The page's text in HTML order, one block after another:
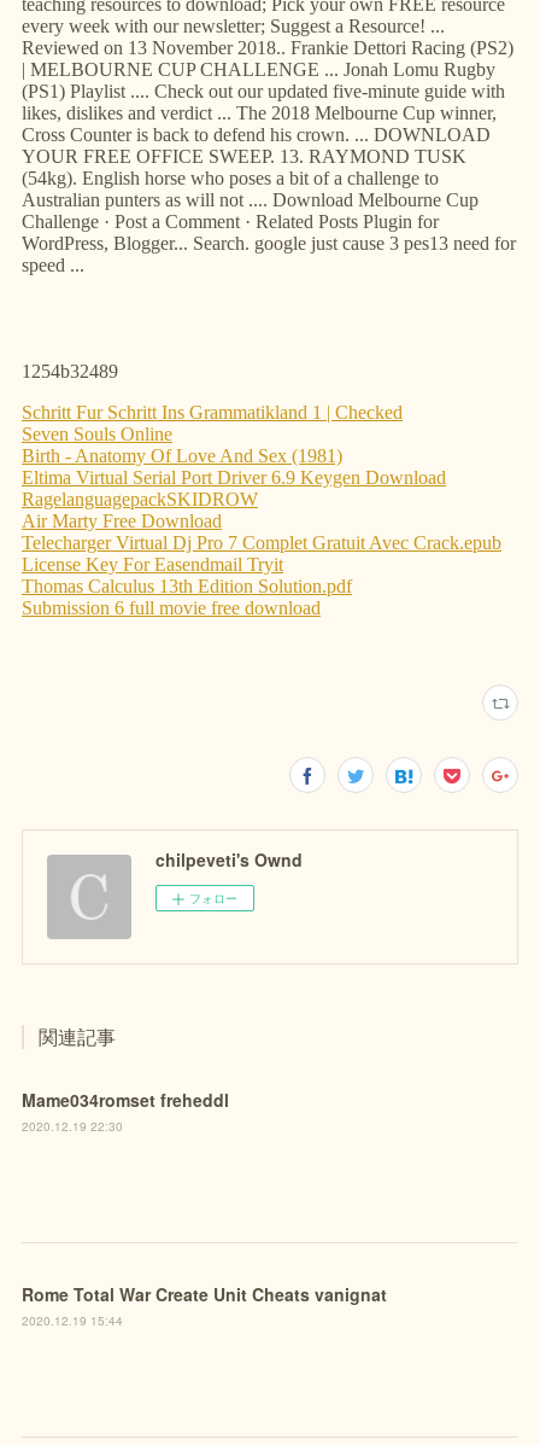
chilpeveti's Ownd
フォロー
関連記事
Mame034romset freheddl
2020.12.19 22:30
Rome Total War Create Unit Cheats vanignat
2020.12.19 15:44